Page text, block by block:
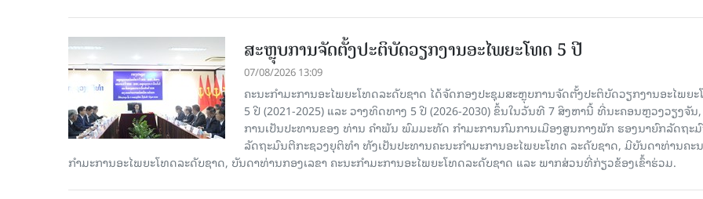
ສະຫຼຸບການຈັດຕັ້ງປະຕິບັດວຽກງານອະໄພຍະໂທດ 5 ປີ
07/08/2026 13:09
ຄະນະກຳມະການອະໄພຍະໂທດລະດັບຊາດ ໄດ້ຈັດກອງປະຊຸມສະຫຼຸບການຈັດຕັ້ງປະຕິບັດວຽກງານອະໄພຍ
5 ປີ (2021-2025) ແລະ ວາງທິດທາງ 5 ປີ (2026-2030) ຂຶ້ນໃນວັນທີ 7 ສິງຫານີ້ ທີ່ນະຄອນຫຼວງວຽງຈັນ
ການເປັນປະທານຂອງ ທ່ານ ຄໍາພັນ ພົມມະທັດ ກຳມະການກົມການເມືອງສູນກາງພັກ ຮອງນາຍົກລັດຖະ
ລັດຖະມົນຕີກະຊວງຍຸຕິທຳ ທັງເປັນປະທານຄະນະກຳມະການອະໄພຍະໂທດ ລະດັບຊາດ, ມີບັນດາທ່ານຄະ
ກໍາມະການອະໄພຍະໂທດລະດັບຊາດ, ບັນດາທ່ານກອງເລຂາ ຄະນະກຳມະການອະໄພຍະໂທດລະດັບຊາດ ແລະ ພາກສ່ວນທີ່ກ່ຽວຂ້ອງເຂົ້າຮ່ວມ.